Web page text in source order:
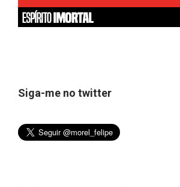
Siga-me no twitter